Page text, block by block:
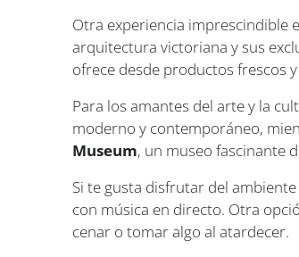
Otra experiencia imprescindible
arquitectura victoriana y sus
ofrece desde productos frescos
Para los amantes del arte y la
moderno y contemporáneo,
Museum, un museo fascinante
Si te gusta disfrutar del
con música en directo. Otra
cenar o tomar algo al atardecer.